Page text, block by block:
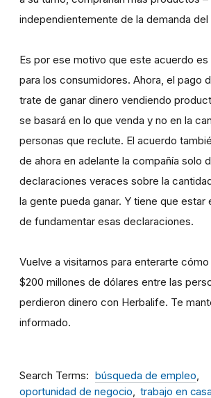
independientemente de la demanda
Es por ese motivo que este acuerdo es
para los consumidores. Ahora, el pago
trate de ganar dinero vendiendo
se basará en lo que venda y no en la
personas que reclute. El acuerdo
de ahora en adelante la compañía solo
declaraciones veraces sobre la
la gente pueda ganar. Y tiene que estar
de fundamentar esas declaraciones.
Vuelve a visitarnos para enterarte
$200 millones de dólares entre las
perdieron dinero con Herbalife. Te
informado.
Search Terms
búsqueda de empleo
oportunidad de negocio
trabajo en casa